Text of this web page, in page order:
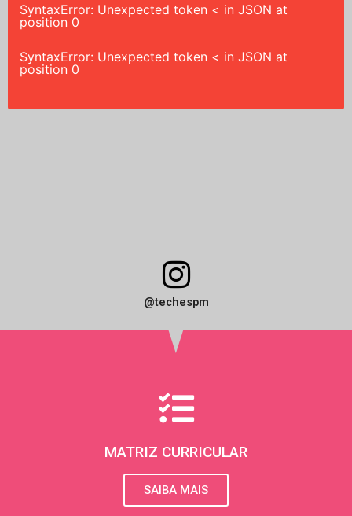
SyntaxError: Unexpected token < in JSON at
position 0
SyntaxError: Unexpected token < in JSON at
position 0
I
n
s
t
a
g
r
a
@techespm
MATRIZ CURRICULAR
SAIBA MAIS